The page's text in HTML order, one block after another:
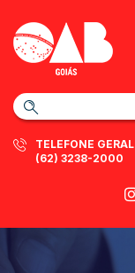
TELEFONE GERAL
(62) 3238-2000